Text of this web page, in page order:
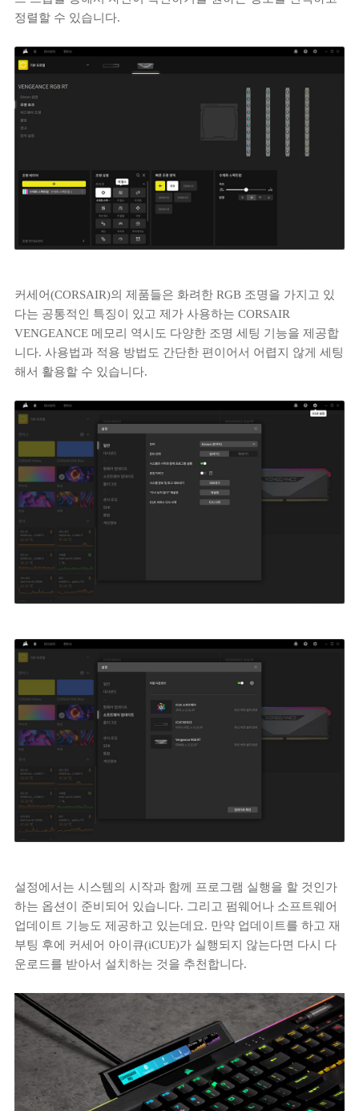
정렬할 수 있습니다.
커세어(CORSAIR)의 제품들은 화려한 RGB 조명을 가지고 있
다는 공통적인 특징이 있고 제가 사용하는 CORSAIR
VENGEANCE 메모리 역시도 다양한 조명 세팅 기능을 제공합
니다. 사용법과 적용 방법도 간단한 편이어서 어렵지 않게 세팅
해서 활용할 수 있습니다.
설정에서는 시스템의 시작과 함께 프로그램 실행을 할 것인가
하는 옵션이 준비되어 있습니다. 그리고 펌웨어나 소프트웨어
업데이트 기능도 제공하고 있는데요. 만약 업데이트를 하고 재
부팅 후에 커세어 아이큐(iCUE)가 실행되지 않는다면 다시 다
운로드를 받아서 설치하는 것을 추천합니다.